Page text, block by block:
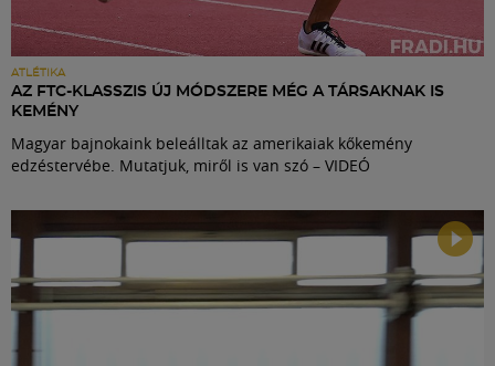
ATLÉTIKA
AZ FTC-KLASSZIS ÚJ MÓDSZERE MÉG A TÁRSAKNAK IS
KEMÉNY
Magyar bajnokaink beleálltak az amerikaiak kőkemény
edzéstervébe. Mutatjuk, miről is van szó – VIDEÓ